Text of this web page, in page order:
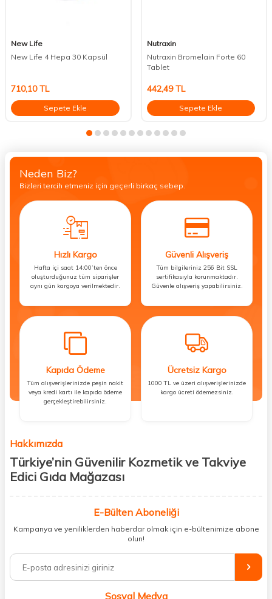
New Life
New Life 4 Hepa 30 Kapsül
710,10TL
Sepete Ekle
Nutraxin
Nutraxin Bromelain Forte 60
Tablet
442,49TL
Sepete Ekle
Neden Biz?
Bizleri tercih etmeniz için geçerli birkaç sebep.
Hızlı Kargo
Hafta içi saat 14:00’ten önce
oluşturduğunuz tüm siparişler
aynı gün kargoya verilmektedir.
Güvenli Alışveriş
Tüm bilgileriniz 256 Bit SSL
sertifikasıyla korunmaktadır.
Güvenle alışveriş yapabilirsiniz.
Kapıda Ödeme
Tüm alışverişlerinizde peşin nakit
veya kredi kartı ile kapıda ödeme
gerçekleştirebilirsiniz.
Ücretsiz Kargo
1000 TL ve üzeri alışverişlerinizde
kargo ücreti ödemezsiniz.
Hakkımızda
Türkiye’nin Güvenilir Kozmetik ve Takviye
Edici Gıda Mağazası
kişisel bakım hem de takviye edici gıda ürünlerini sizlerle
buluşturuyoruz. Artık mağaza mağaza dolaşmanıza gerek yok;
ihtiyacınız olan her şeyi tek bir çatı altında topluyor ve kapınıza kadar
%100 orijinal kozmetik ve sağlık ürünleriyle güzelliğinizi tamamlayabilir,
vücudunuzu desteklemek için güvenilir takviye edici gıdalara
E-Bülten Aboneliği
Kampanya ve yeniliklerden haberdar olmak için e-bültenimize abone
olun!
Sosyal Medya